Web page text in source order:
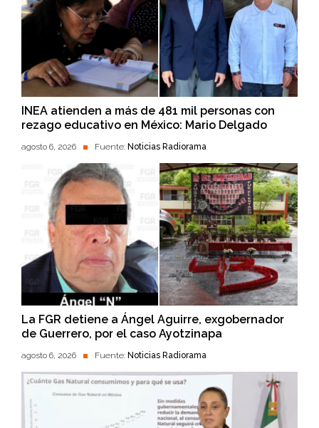
INEA atienden a más de 481 mil personas con
rezago educativo en México: Mario Delgado
agosto 6, 2026 Fuente: Noticias Radiorama
La FGR detiene a Ángel Aguirre, exgobernador
de Guerrero, por el caso Ayotzinapa
agosto 6, 2026 Fuente: Noticias Radiorama